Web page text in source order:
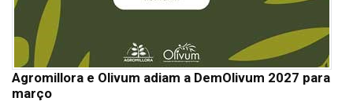
Agromillora e Olivum adiam a DemOlivum 2027 para
março